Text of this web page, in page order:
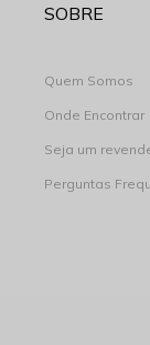
SOBRE
Quem Somos
Onde Encontrar
Seja um
Perguntas